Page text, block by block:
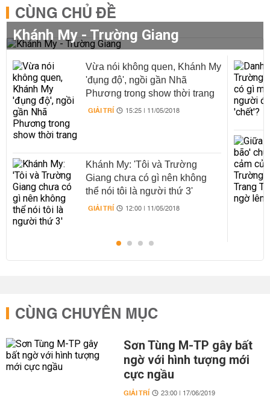
CÙNG CHỦ ĐỀ
Khánh My - Trường Giang
Vừa nói không quen, Khánh My
'đụng độ', ngồi gần Nhã
Phương trong show thời trang
GIẢI TRÍ 15:25 | 11/05/2018
Khánh My: 'Tôi và Trường
Giang chưa có gì nên không
thể nói tôi là người thứ 3'
GIẢI TRÍ 12:00 | 11/05/2018
CÙNG CHUYÊN MỤC
Sơn Tùng M-TP gây bất
ngờ với hình tượng mới
cực ngầu
GIẢI TRÍ 23:00 | 17/06/2019